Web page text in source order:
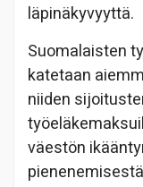
läpinäkyvyyttä.
Suomalaisten
katetaan
niiden
väestön